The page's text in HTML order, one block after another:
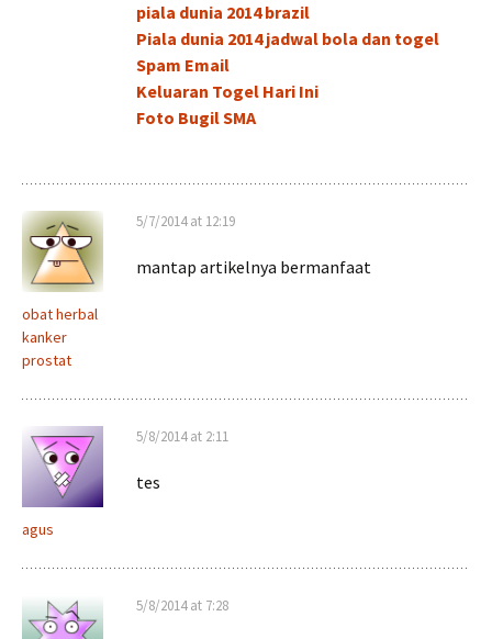
piala dunia 2014 brazil
Piala dunia 2014 jadwal bola dan togel
Spam Email
Keluaran Togel Hari Ini
Foto Bugil SMA
obat herbal
kanker
prostat
5/7/2014 at 12:19
mantap artikelnya bermanfaat
agus
5/8/2014 at 2:11
tes
5/8/2014 at 7:28